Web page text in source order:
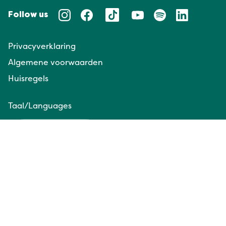
Follow us
Privacyverklaring
Algemene voorwaarden
Huisregels
Taal/Languages